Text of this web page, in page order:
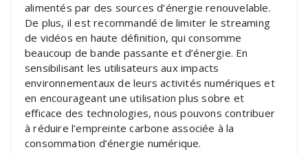
alimentés par des sources d’énergie renouvelable.
De plus, il est recommandé de limiter le streaming
de vidéos en haute définition, qui consomme
beaucoup de bande passante et d’énergie. En
sensibilisant les utilisateurs aux impacts
environnementaux de leurs activités numériques et
en encourageant une utilisation plus sobre et
efficace des technologies, nous pouvons contribuer
à réduire l’empreinte carbone associée à la
consommation d’énergie numérique.